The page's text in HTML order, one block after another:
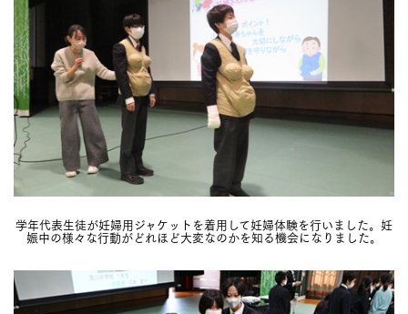
学年代表生徒が妊婦用ジャケットを着用して妊婦体験を行いました。妊
娠中の様々な行動がどれほど大変なのかを知る機会になりました。